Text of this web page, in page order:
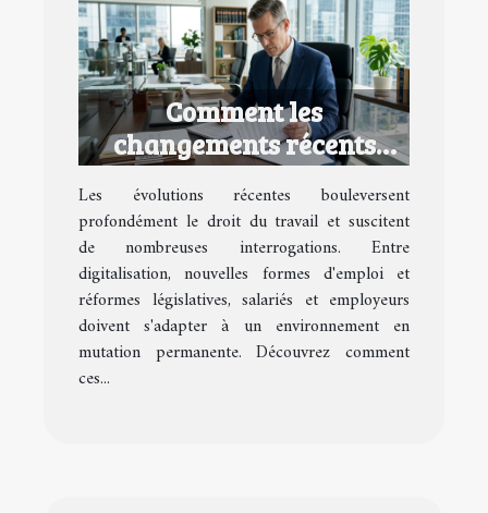
Comment les
changements récents
impactent-ils le droit du
travail ?
Les évolutions récentes bouleversent
profondément le droit du travail et suscitent
de nombreuses interrogations. Entre
digitalisation, nouvelles formes d'emploi et
réformes législatives, salariés et employeurs
doivent s'adapter à un environnement en
mutation permanente. Découvrez comment
ces...